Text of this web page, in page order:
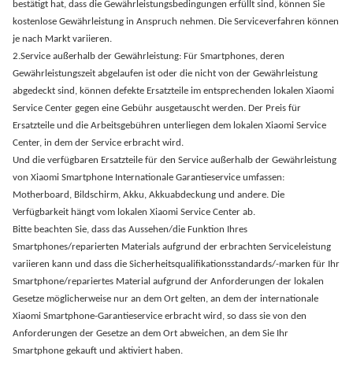
bestätigt hat, dass die Gewährleistungsbedingungen erfüllt sind, können Sie
kostenlose Gewährleistung in Anspruch nehmen. Die Serviceverfahren können
je nach Markt variieren.
2.Service außerhalb der Gewährleistung: Für Smartphones, deren
Gewährleistungszeit abgelaufen ist oder die nicht von der Gewährleistung
abgedeckt sind, können defekte Ersatzteile im entsprechenden lokalen Xiaomi
Service Center gegen eine Gebühr ausgetauscht werden. Der Preis für
Ersatzteile und die Arbeitsgebühren unterliegen dem lokalen Xiaomi Service
Center, in dem der Service erbracht wird.
Und die verfügbaren Ersatzteile für den Service außerhalb der Gewährleistung
von Xiaomi Smartphone Internationale Garantieservice umfassen:
Motherboard, Bildschirm, Akku, Akkuabdeckung und andere. Die
Verfügbarkeit hängt vom lokalen Xiaomi Service Center ab.
Bitte beachten Sie, dass das Aussehen/die Funktion Ihres
Smartphones/reparierten Materials aufgrund der erbrachten Serviceleistung
variieren kann und dass die Sicherheitsqualifikationsstandards/-marken für Ihr
Smartphone/repariertes Material aufgrund der Anforderungen der lokalen
Gesetze möglicherweise nur an dem Ort gelten, an dem der internationale
Xiaomi Smartphone-Garantieservice erbracht wird, so dass sie von den
Anforderungen der Gesetze an dem Ort abweichen, an dem Sie Ihr
Smartphone gekauft und aktiviert haben.